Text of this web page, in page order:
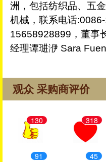
洲，包括纺织品、五
机械，联系电话
15658928899，董事
经理谭琎洢 Sara
观众 采购商评价
130 318
91 45